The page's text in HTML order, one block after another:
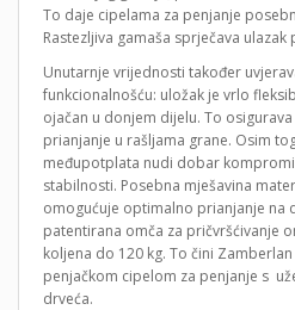
To daje cipelama za penjanje
Rastezljiva gamaša sprječava ulazak
Unutarnje vrijednosti također
funkcionalnošću: uložak je vrlo
ojačan u donjem dijelu. To
prianjanje u rašljama grane. Osim
međupotplata nudi dobar
stabilnosti. Posebna mješavina
omogućuje optimalno prianjanje na
patentirana omča za pričvršćivanje
koljena do 120 kg. To čini
penjačkom cipelom za penjanje s
drveća.